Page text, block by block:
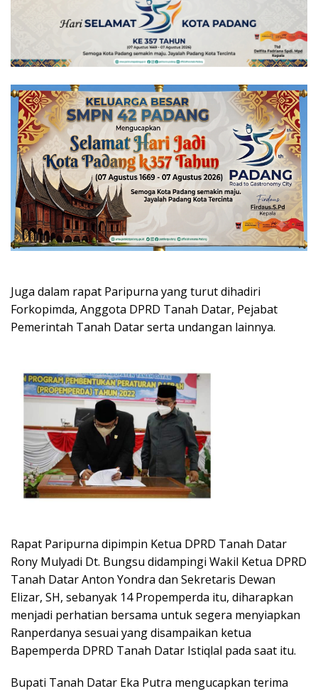
Juga dalam rapat Paripurna yang turut dihadiri
Forkopimda, Anggota DPRD Tanah Datar, Pejabat
Pemerintah Tanah Datar serta undangan lainnya.
Rapat Paripurna dipimpin Ketua DPRD Tanah Datar
Rony Mulyadi Dt. Bungsu didampingi Wakil Ketua DPRD
Tanah Datar Anton Yondra dan Sekretaris Dewan
Elizar, SH, sebanyak 14 Propemperda itu, diharapkan
menjadi perhatian bersama untuk segera menyiapkan
Ranperdanya sesuai yang disampaikan ketua
Bapemperda DPRD Tanah Datar Istiqlal pada saat itu.
Bupati Tanah Datar Eka Putra mengucapkan terima